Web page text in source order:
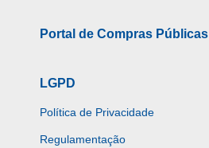
Portal de Compras Públicas
LGPD
Política de Privacidade
Regulamentação